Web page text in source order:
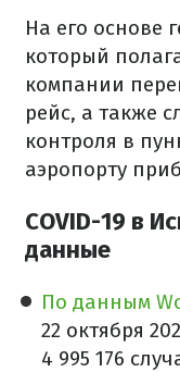
На его основе
который
компании
рейс, а также
контроля в
аэропорту
COVID-19 в
данные
По данным
22 октября
4 995 176